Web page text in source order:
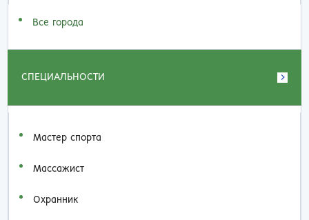
Все города
СПЕЦИАЛЬНОСТИ
Мастер спорта
Массажист
Охранник